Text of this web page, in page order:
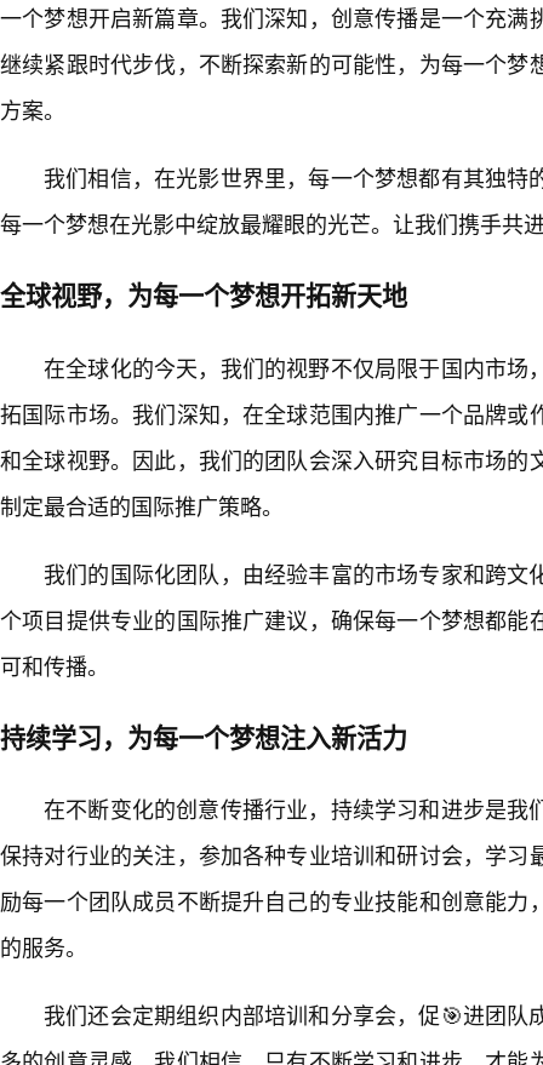
一个梦想开启新篇章。我们深知，创意传播是一个充满
继续紧跟时代步伐，不断探索新的可能性，为每一个梦
方案。
我们相信，在光影世界里，每一个梦想都有其独特
每一个梦想在光影中绽放最耀眼的光芒。让我们携手共
全球视野，为每一个梦想开拓新天地
在全球化的今天，我们的视野不仅局限于国内市场
拓国际市场。我们深知，在全球范围内推广一个品牌或
和全球视野。因此，我们的团队会深入研究目标市场的
制定最合适的国际推广策略。
我们的国际化团队，由经验丰富的市场专家和跨文
个项目提供专业的国际推广建议，确保每一个梦想都能
可和传播。
持续学习，为每一个梦想注入新活力
在不断变化的创意传播行业，持续学习和进步是我
保持对行业的关注，参加各种专业培训和研讨会，学习
励每一个团队成员不断提升自己的专业技能和创意能力
的服务。
我们还会定期组织内部培训和分享会，促🎯进团队